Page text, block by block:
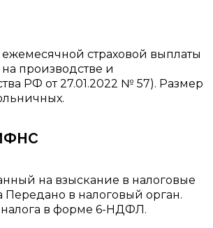
страховой выплаты
производстве и
РФ от 27.01.2022 № 57). Размер
на взыскание в налоговые
в налоговый орган.
в форме 6-НДФЛ.